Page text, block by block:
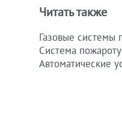
Читать также
Газовые системы
Система
Автоматические